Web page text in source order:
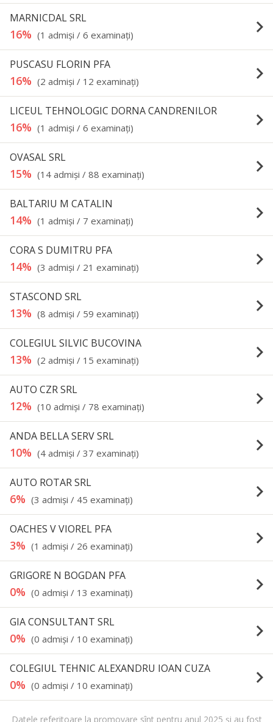
MARNICDAL SRL
16% (1 admişi / 6 examinaţi) keyboard_arrow_right
PUSCASU FLORIN PFA
16% (2 admişi / 12 examinaţi) keyboard_arrow_right
LICEUL TEHNOLOGIC DORNA CANDRENILOR
16% (1 admişi / 6 examinaţi) keyboard_arrow_right
OVASAL SRL
15% (14 admişi / 88 examinaţi) keyboard_arrow_right
BALTARIU M CATALIN
14% (1 admişi / 7 examinaţi) keyboard_arrow_right
CORA S DUMITRU PFA
14% (3 admişi / 21 examinaţi) keyboard_arrow_right
STASCOND SRL
13% (8 admişi / 59 examinaţi) keyboard_arrow_right
COLEGIUL SILVIC BUCOVINA
13% (2 admişi / 15 examinaţi) keyboard_arrow_right
AUTO CZR SRL
12% (10 admişi / 78 examinaţi) keyboard_arrow_right
ANDA BELLA SERV SRL
10% (4 admişi / 37 examinaţi) keyboard_arrow_right
AUTO ROTAR SRL
6% (3 admişi / 45 examinaţi) keyboard_arrow_right
OACHES V VIOREL PFA
3% (1 admişi / 26 examinaţi) keyboard_arrow_right
GRIGORE N BOGDAN PFA
0% (0 admişi / 13 examinaţi) keyboard_arrow_right
GIA CONSULTANT SRL
0% (0 admişi / 10 examinaţi) keyboard_arrow_right
COLEGIUL TEHNIC ALEXANDRU IOAN CUZA
0% (0 admişi / 10 examinaţi) keyboard_arrow_right
Datele referitoare la promovare sînt pentru anul 2025 şi au fost